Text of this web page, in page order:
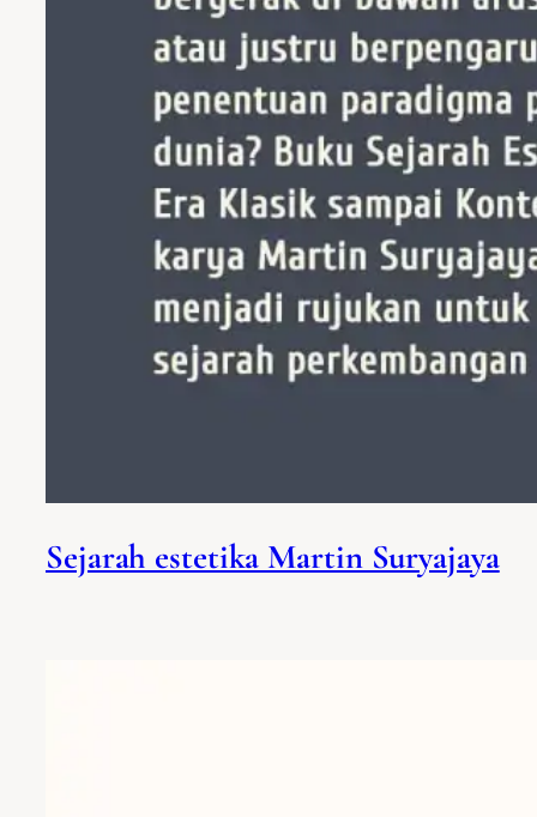
Sejarah estetika Martin Suryajaya